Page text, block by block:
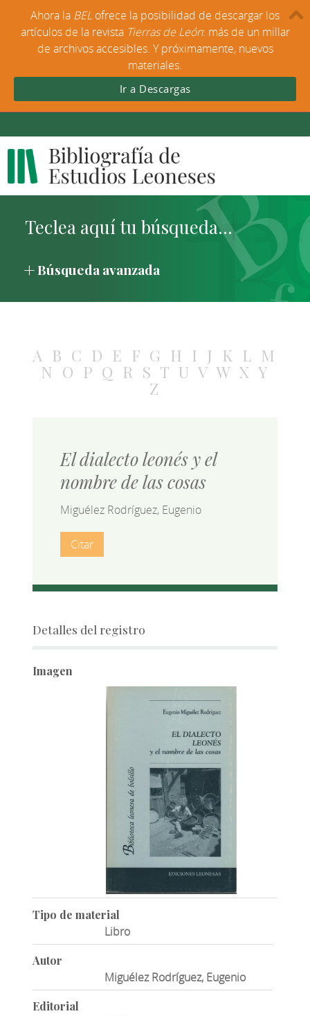
Búsqueda avanzada
A B C D E F G H I J K L M
N O P Q R S T U V W X Y
Z
El dialecto leonés y el
nombre de las cosas
Miguélez Rodríguez, Eugenio
Citar
Detalles del registro
Imagen
Tipo de material
Libro
Autor
Miguélez Rodríguez, Eugenio
Editorial
Ahora la BEL ofrece la posibilidad de descargar los
artículos de la revista Tierras de León: más de un millar
de archivos accesibles. Y próximamente, nuevos
materiales.
Ir a Descargas